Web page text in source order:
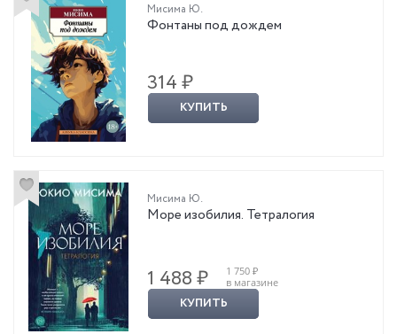
Мисима Ю.
Фонтаны под дождем
314 ₽
КУПИТЬ
Мисима Ю.
Море изобилия. Тетралогия
1 488 ₽
1 750 ₽
в магазине
КУПИТЬ